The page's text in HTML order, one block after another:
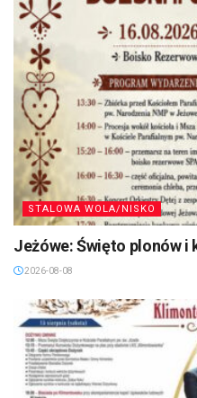
STALOWA WOLA/NISKO
Jeżówe: Święto plonów
2026-08-08